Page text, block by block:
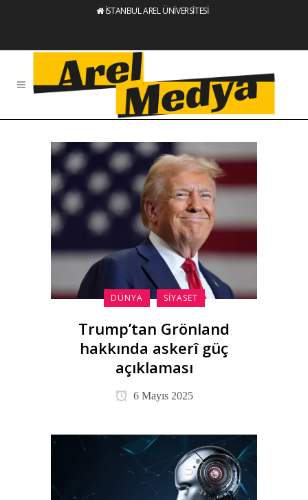
İSTANBUL AREL ÜNİVERSİTESİ
DÜNYA SIYASET
Trump’tan Grönland
hakkında askerî güç
açıklaması
6 Mayıs 2025